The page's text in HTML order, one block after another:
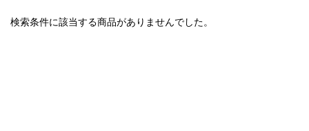
検索条件に該当する商品がありませんでした。